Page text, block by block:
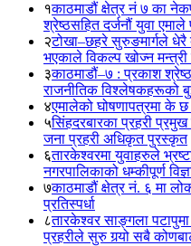
१काठमाडौं क्षेत्र नं ७ का
श्रेष्ठसहित दर्जनौं युवा
२टोखा–छहरे सुरुङमार्गले धेरै
भएकाले विकल्प खोज्न
३काठमाडौं–७ : प्रकाश
राजनीतिक विश्लेषकहरूको
४एमालेको घोषणापत्रमा के छ
५सिंहदरबारका प्रहरी प्रमुख
जना प्रहरी अधिकृत पुरस्कृत
६तारकेश्वरमा युवाहरुले
नगरपालिकाको धम्कीपूर्ण
७काठमाडौं क्षेत्र नं. ६ मा
प्रतिस्पर्धा
८तारकेश्वर साङ्गला
प्रहरीले सुरु गर्‍यो सबै